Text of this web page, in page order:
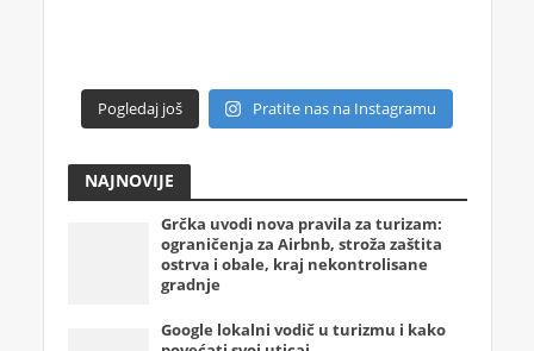
Pogledaj još Pratite nas na Instagramu
NAJNOVIJE
Grčka uvodi nova pravila za turizam:
ograničenja za Airbnb, stroža zaštita
ostrva i obale, kraj nekontrolisane
gradnje
Google lokalni vodič u turizmu i kako